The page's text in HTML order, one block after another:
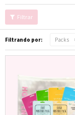
Filtrando por: Packs